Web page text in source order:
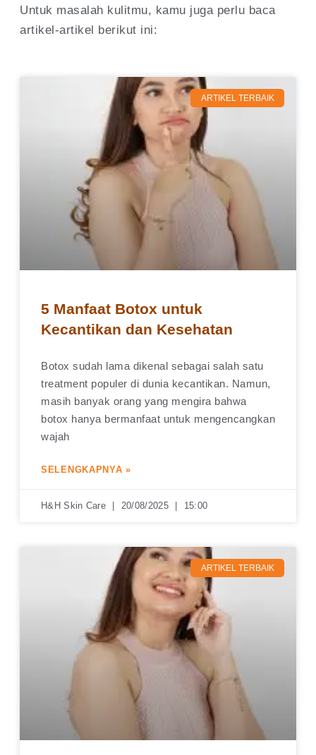
Untuk masalah kulitmu, kamu juga perlu baca
artikel-artikel berikut ini:
ARTIKEL TERBAIK
5 Manfaat Botox untuk
Kecantikan dan Kesehatan
Botox sudah lama dikenal sebagai salah satu
treatment populer di dunia kecantikan. Namun,
masih banyak orang yang mengira bahwa
botox hanya bermanfaat untuk mengencangkan
wajah
SELENGKAPNYA »
H&H Skin Care 20/08/2025 15:00
ARTIKEL TERBAIK